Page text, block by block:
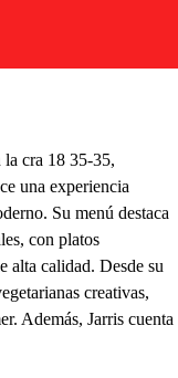
la cra 18 35-35,
una experiencia
Su menú destaca
con platos
alta calidad. Desde su
creativas,
Además, Jarris cuenta